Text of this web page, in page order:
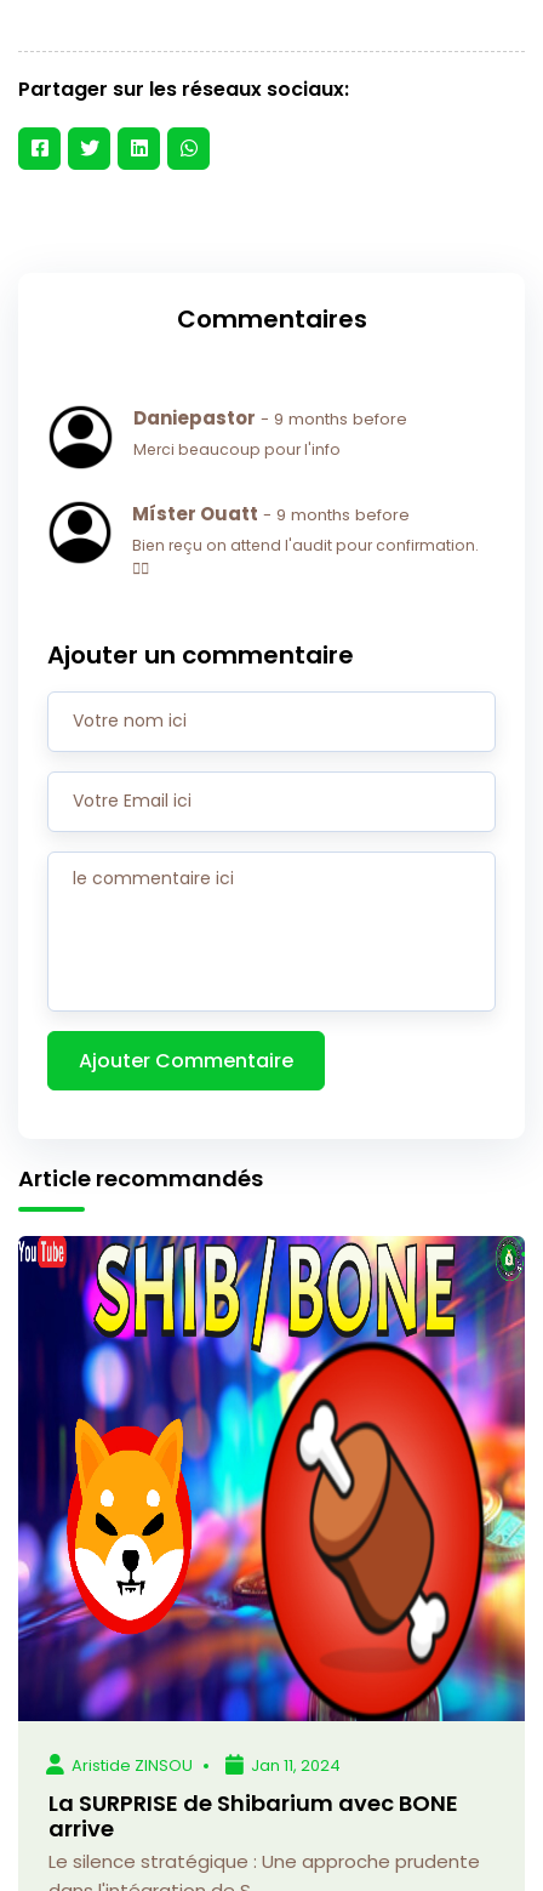
Partager sur les réseaux sociaux:
Commentaires
Daniepastor - 9 months before
Merci beaucoup pour l'info
Míster Ouatt - 9 months before
Bien reçu on attend l'audit pour confirmation.
👍🏽
Ajouter un commentaire
Article recommandés
Aristide ZINSOU Jan 11, 2024
La SURPRISE de Shibarium avec BONE
arrive
Le silence stratégique : Une approche prudente